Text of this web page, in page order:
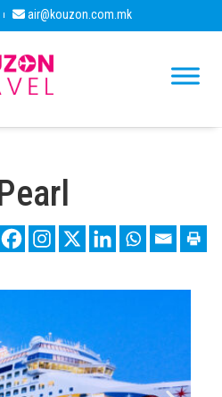
air@kouzon.com.mk